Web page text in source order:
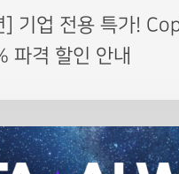
] 기업 전용 특가!
파격 할인 안내